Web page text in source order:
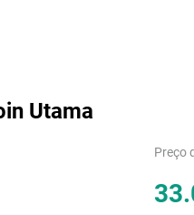
Utama
Preço